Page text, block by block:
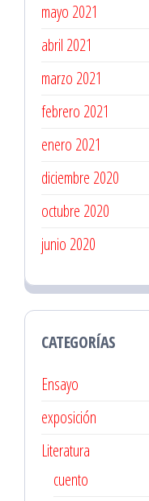
mayo 2021
abril 2021
marzo 2021
febrero 2021
enero 2021
diciembre 2020
octubre 2020
junio 2020
CATEGORÍAS
Ensayo
exposición
Literatura
cuento